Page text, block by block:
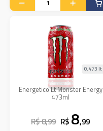
Energetico Lt Monster Energy
473ml
0.473 lt
R$ 8,99 R$ 8,99